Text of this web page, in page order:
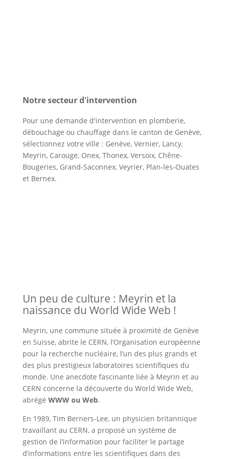
Notre secteur d'intervention
Pour une demande d'intervention en plomberie,
débouchage ou chauffage dans le canton de Genève,
sélectionnez votre ville : Genève, Vernier, Lancy,
Meyrin, Carouge, Onex, Thonex, Versoix, Chêne-
Bougeries, Grand-Saconnex, Veyrier, Plan-les-Ouates
et Bernex.
Un peu de culture : Meyrin et la
naissance du World Wide Web !
Meyrin, une commune située à proximité de Genève
en Suisse, abrite le CERN, l’Organisation européenne
pour la recherche nucléaire, l’un des plus grands et
des plus prestigieux laboratoires scientifiques du
monde. Une anecdote fascinante liée à Meyrin et au
CERN concerne la découverte du World Wide Web,
abrégé WWW ou Web.
En 1989, Tim Berners-Lee, un physicien britannique
travaillant au CERN, a proposé un système de
gestion de l’information pour faciliter le partage
d’informations entre les scientifiques dans des